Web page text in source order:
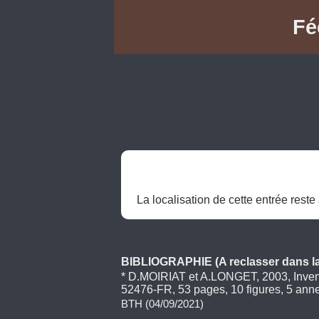
La localisation de cette entrée
BIBLIOGRAPHIE (A reclasser dans
* D.MOIRIAT et A.LONGET, 2003,
52476-FR, 53 pages, 10 figures, 5
BTH (04/09/2021)